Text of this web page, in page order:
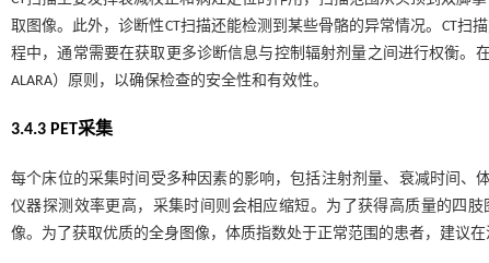
取图像。此外，诊断性CT扫描还能检测到某些骨骼的异常情况。CT
程中，通常需要在获取更多诊断信息与控制辐射剂量之间进行权衡。在
ALARA）原则，以确保检查的安全性和有效性。
3.4.3 PET采集
每个床位的采集时间受多种因素的影响，包括注射剂量、衰减时间、
仪器探测效率更高，采集时间则会相应缩短。为了获得高质量的四
像。为了获取优质的全身图像，体质指数处于正常范围的患者，建议在